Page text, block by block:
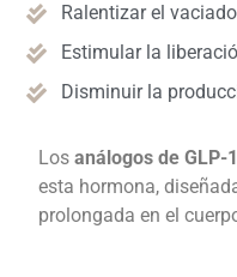
Ralentizar el
Estimular la
Disminuir la
Los análogos de GLP-1
esta hormona,
prolongada en el